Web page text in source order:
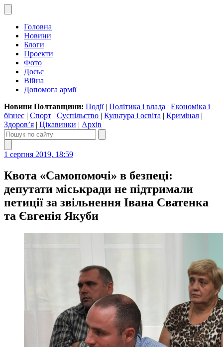
Головна
Новини
Блоги
Проекти
Фото
Досьє
Війна
Допомога армії
Новини Полтавщини: Події| Політика і влада | Економіка і
бізнес | Спорт | Суспільство | Культура і освіта | Кримінал |
Здоров’я | Цікавинки | Архів
1 серпня 2019, 18:59
Квота «Самопомочі» в безпеці:
депутати міськради не підтримали
петиції за звільнення Івана Сватенка
та Євгенія Якуби